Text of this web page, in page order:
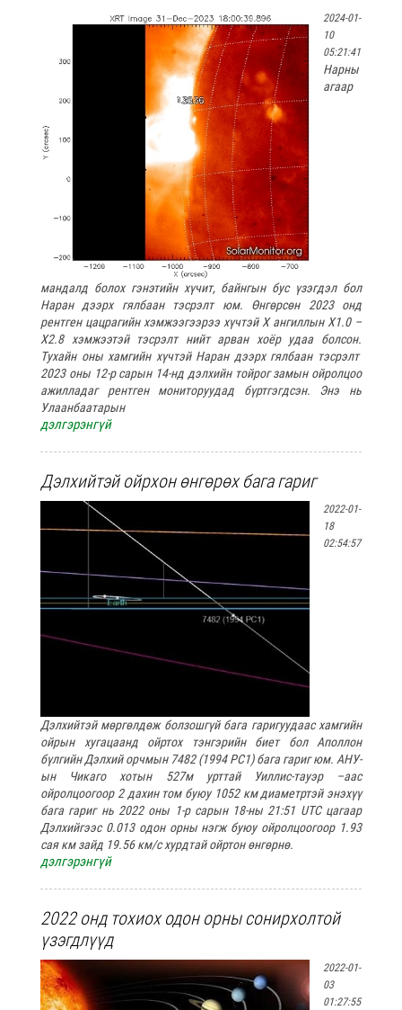
2024-01-
10
05:21:41
Нарны
агаар
мандалд болох гэнэтийн хүчит, байнгын бус үзэгдэл бол
Наран дээрх гялбаан тэсрэлт юм. Өнгөрсөн 2023 онд
рентген цацрагийн хэмжээгээрээ хүчтэй Х ангиллын Х1.0 –
Х2.8 хэмжээтэй тэсрэлт нийт арван хоёр удаа болсон.
Тухайн оны хамгийн хүчтэй Наран дээрх гялбаан тэсрэлт
2023 оны 12-р сарын 14-нд дэлхийн тойрог замын ойролцоо
ажилладаг рентген мониторуудад бүртгэгдсэн. Энэ нь
Улаанбаатарын
дэлгэрэнгүй
Дэлхийтэй ойрхон өнгөрөх бага гариг
2022-01-
18
02:54:57
Дэлхийтэй мөргөлдөж болзошгүй бага гаригуудаас хамгийн
ойрын хугацаанд ойртох тэнгэрийн биет бол Аполлон
бүлгийн Дэлхий орчмын 7482 (1994 PC1) бага гариг юм. АНУ-
ын Чикаго хотын 527м урттай Уиллис-тауэр –аас
ойролцоогоор 2 дахин том буюу 1052 км диаметртэй энэхүү
бага гариг нь 2022 оны 1-р сарын 18-ны 21:51 UTC цагаар
Дэлхийгээс 0.013 одон орны нэгж буюу ойролцоогоор 1.93
сая км зайд 19.56 км/с хурдтай ойртон өнгөрнө.
дэлгэрэнгүй
2022 онд тохиох одон орны сонирхолтой
үзэгдлүүд
2022-01-
03
01:27:55